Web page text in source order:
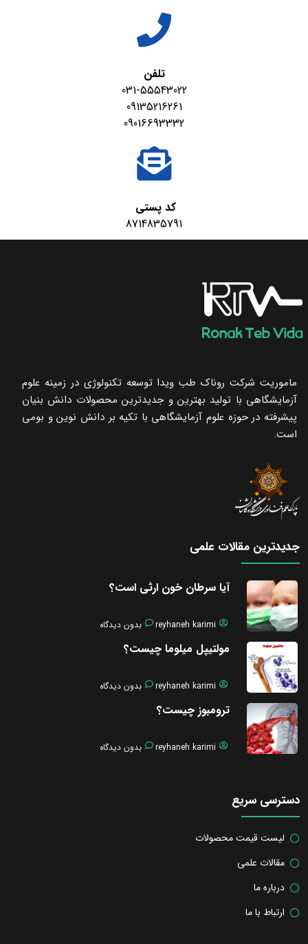
تلفن
031-55543022
09135216261
09016693332
کد پستی
8714835791
ماموریت شرکت روناک طب ویدا توسعه تکنولوژی در زمینه علوم
آزمایشگاهی با تولید بهترین و جدیدترین محصولات دانش بنیان
پیشرفته در حوزه علوم آزمایشگاهی با تکیه ‌بر دانش نوین و بومی
است.
جدیدترین مقالات علمی
آیا سرطان خون ارثی است؟
reyhaneh karimi بدون دیدگاه
مولتیپل میلوما چیست؟
reyhaneh karimi بدون دیدگاه
ترومبوز چیست؟
reyhaneh karimi بدون دیدگاه
دسترسی سریع
لیست قیمت محصولات
مقالات علمی
درباره ما
ارتباط با ما